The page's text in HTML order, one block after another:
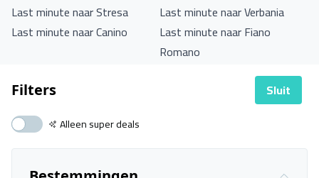
Filters Sluit
Alleen super deals
Last minute naar Stresa
Last minute naar Verbania
Last minute naar Canino
Last minute naar Fiano
Romano
Last minute naar Ostia Antica
Last minute naar Rome
Last minute naar Ameglia
Last minute naar Albavilla
Last minute naar Bergamo
Last minute naar Ghirla
Uniti
Last minute naar Idro
Last minute naar Induno Olona